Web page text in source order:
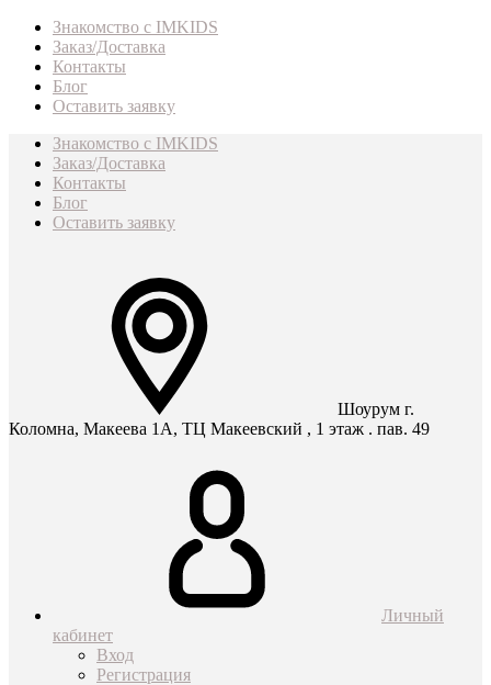
Знакомство с IMKIDS
Заказ/Доставка
Контакты
Блог
Оставить заявку
Знакомство с IMKIDS
Заказ/Доставка
Контакты
Блог
Оставить заявку
Шоурум г.
Коломна, Макеева 1А, ТЦ Макеевский , 1 этаж . пав. 49
Личный
кабинет
Вход
Регистрация